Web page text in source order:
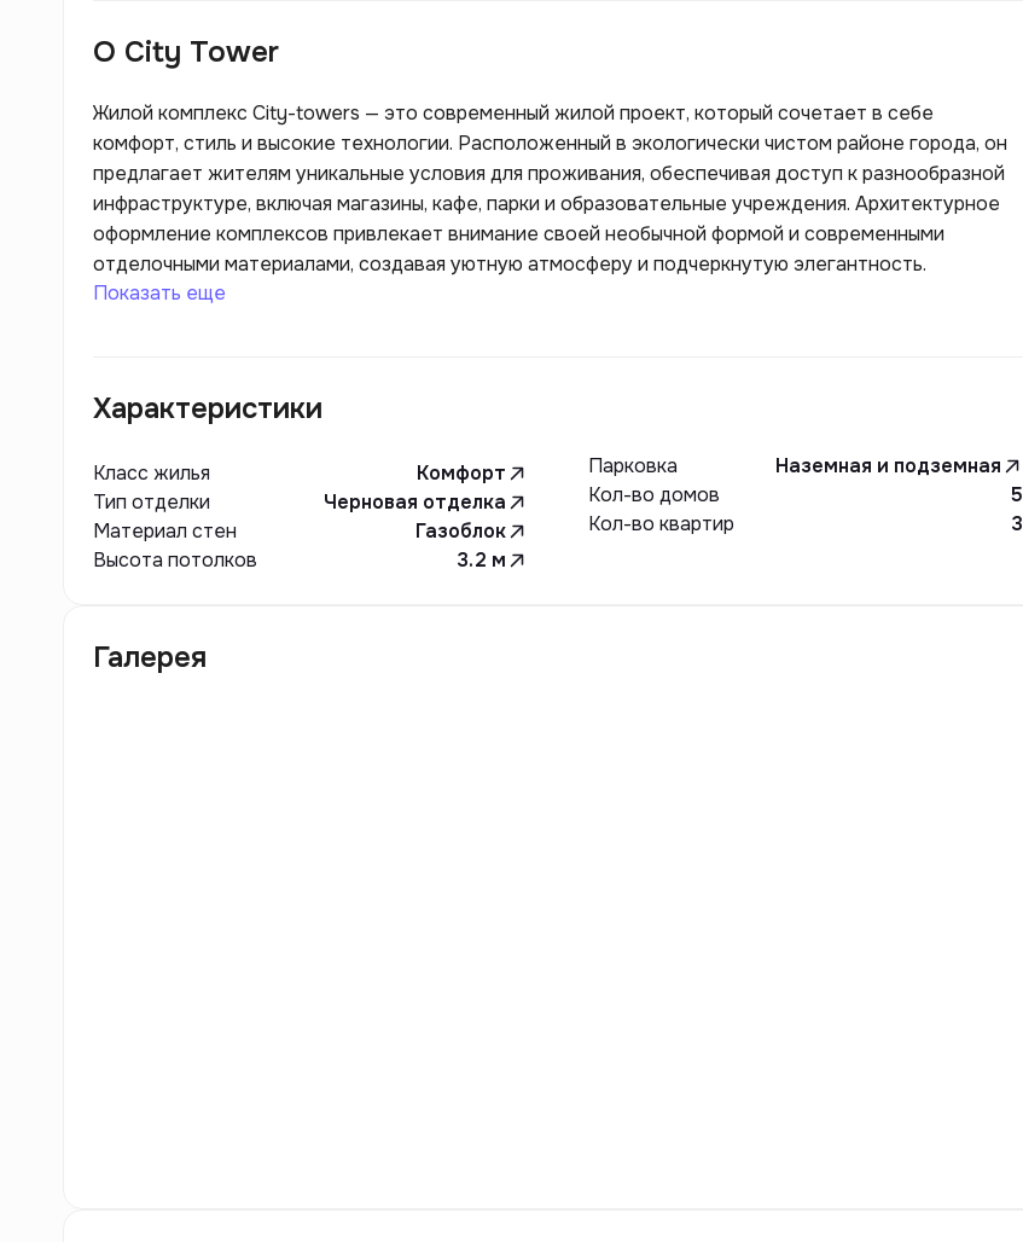
О City Tower
Жилой комплекс City-towers — это современный жилой проект, который сочетает в себе
комфорт, стиль и высокие технологии. Расположенный в экологически чистом районе города, он
предлагает жителям уникальные условия для проживания, обеспечивая доступ к разнообразной
инфраструктуре, включая магазины, кафе, парки и образовательные учреждения. Архитектурное
оформление комплексов привлекает внимание своей необычной формой и современными
отделочными материалами, создавая уютную атмосферу и подчеркнутую элегантность.
Показать еще
Характеристики
Класс жилья
Комфорт
Тип отделки
Черновая отделка
Материал стен
Газоблок
Высота потолков
3.2 м
Парковка
Наземная и подземная
Кол-во домов
5
Кол-во квартир
3
Галерея